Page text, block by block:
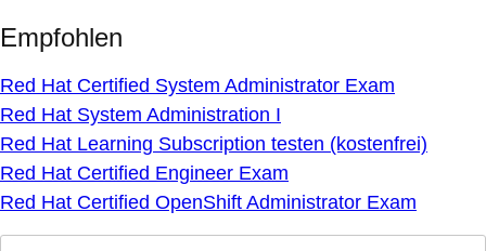
Empfohlen
Red Hat Certified System Administrator Exam
Red Hat System Administration I
Red Hat Learning Subscription testen (kostenfrei)
Red Hat Certified Engineer Exam
Red Hat Certified OpenShift Administrator Exam